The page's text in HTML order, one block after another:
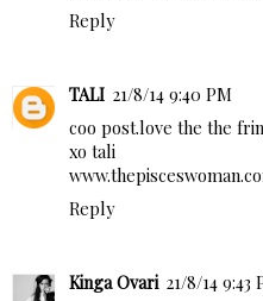
Reply
TALI 21/8/14 9:40 PM
coo post.love the the
xo tali
Reply
Kinga Ovari 21/8/14 9:43